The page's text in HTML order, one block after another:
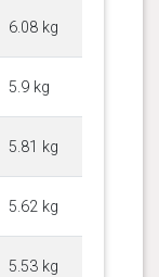
6.08 kg
5.9 kg
5.81 kg
5.62 kg
5.53 kg